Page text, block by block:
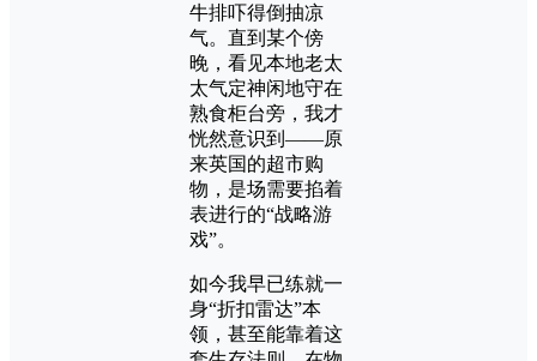
牛排吓得倒抽凉
气。直到某个傍
晚，看见本地老太
太气定神闲地守在
熟食柜台旁，我才
恍然意识到——原
来英国的超市购
物，是场需要掐着
表进行的“战略游
戏”。
如今我早已练就一
身“折扣雷达”本
领，甚至能靠着这